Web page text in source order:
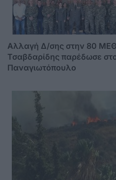
Αλλαγή Δ/σης στην 80
Τσαβδαρίδης παρέδωσε
Παναγιωτόπουλο